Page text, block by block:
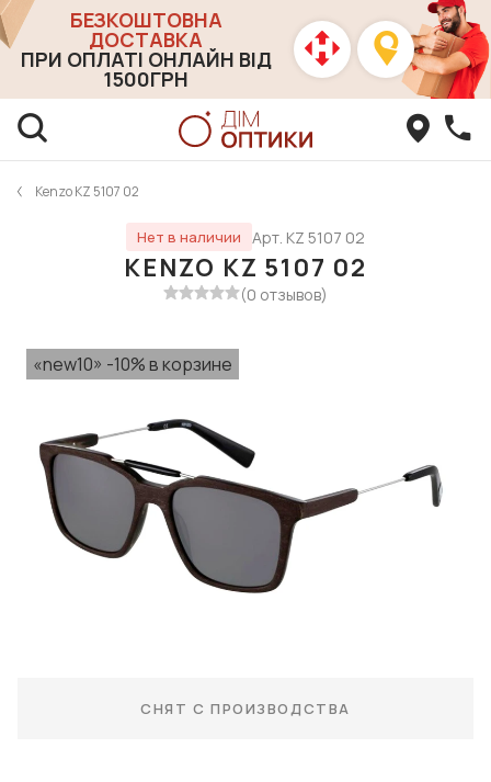
БЕЗКОШТОВНА
ДОСТАВКА
ПРИ ОПЛАТІ ОНЛАЙН ВІД
1500ГРН
Kenzo KZ 5107 02
Нет в наличии Арт. KZ 5107 02
KENZO KZ 5107 02
(0 отзывов)
«new10» -10% в корзине
СНЯТ С ПРОИЗВОДСТВА